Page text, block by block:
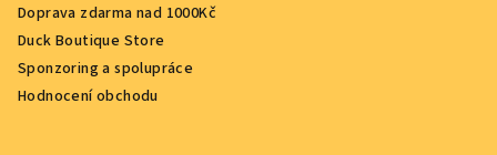
Doprava zdarma nad 1000Kč
Duck Boutique Store
Sponzoring a spolupráce
Hodnocení obchodu